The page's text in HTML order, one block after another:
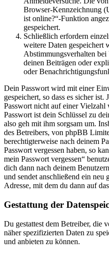
Browser-Kennzeichnung
ist online?“-Funktion
gespeichert.
Schließlich erfordern
weitere Daten gespeichert
Abstimmungsverhalten
deinen Beiträgen oder
oder
Dein Passwort wird mit einer
gespeichert, so dass es sicher
Passwort nicht auf einer Vielzahl
Passwort ist dein Schlüssel zu
also geh mit ihm sorgsam um.
des Betreibers, von phpBB
berechtigterweise nach deinem
Passwort vergessen haben, so
mein Passwort vergessen“
dich dann nach deinem
und sendet anschließend ein neu
Adresse, mit dem du dann auf
Gestattung der
Du gestattest dem Betreiber, die
näher spezifizierten Daten zu
und anbieten zu können.